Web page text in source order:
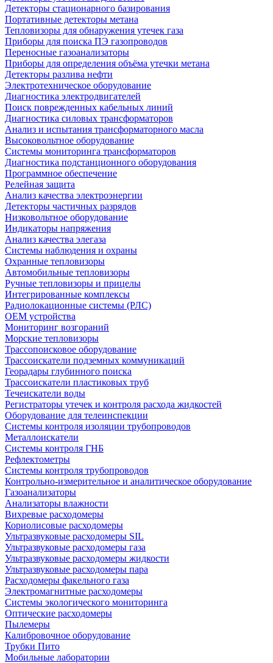
Детекторы стационарного базирования
Портативные детекторы метана
Тепловизоры для обнаружения утечек газа
Приборы для поиска ПЭ газопроводов
Переносные газоанализаторы
Приборы для определения объёма утечки метана
Детекторы разлива нефти
Электротехническое оборудование
Диагностика электродвигателей
Поиск поврежденных кабельных линий
Диагностика силовых трансформаторов
Анализ и испытания трансформаторного масла
Высоковольтное оборудование
Системы мониторинга трансформаторов
Диагностика подстанционного оборудования
Программное обеспечение
Релейная защита
Анализ качества электроэнергии
Детекторы частичных разрядов
Низковольтное оборудование
Индикаторы напряжения
Анализ качества элегаза
Системы наблюдения и охраны
Охранные тепловизоры
Автомобильные тепловизоры
Ручные тепловизоры и прицелы
Интегрированные комплексы
Радиолокационные системы (РЛС)
OEM устройства
Мониторинг возгораний
Морские тепловизоры
Трассопоисковое оборудование
Трассоискатели подземных коммуникаций
Георадары глубинного поиска
Трассоискатели пластиковых труб
Течеискатели воды
Регистраторы утечек и контроля расхода жидкостей
Оборудование для телеинспекции
Cистемы контроля изоляции трубопроводов
Металлоискатели
Системы контроля ГНБ
Рефлектометры
Системы контроля трубопроводов
Контрольно-измерительное и аналитическое оборудование
Газоанализаторы
Анализаторы влажности
Вихревые расходомеры
Кориолисовые расходомеры
Ультразвуковые расходомеры SIL
Ультразвуковые расходомеры газа
Ультразвуковые расходомеры жидкости
Ультразвуковые расходомеры пара
Расходомеры факельного газа
Электромагнитные расходомеры
Системы экологического мониторинга
Оптические расходомеры
Пылемеры
Калибровочное оборудование
Трубки Пито
Мобильные лаборатории